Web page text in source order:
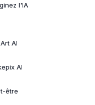
l'IA
AI
AI
être